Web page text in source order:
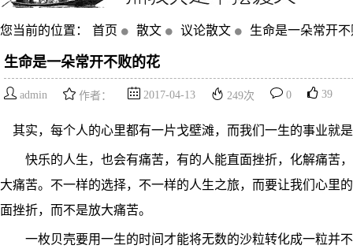
您当前的位置： 首页 散文 议论散文 生命是一朵常开
生命是一朵常开不败的花
admin 作者： 2017-04-13 249次 0 39
其实，每个人的心里都有一片戈壁滩，而我们一生的事业
快乐的人生，也会有痛苦，有的人能直面挫折，化解痛苦，
大痛苦。不一样的选择，不一样的人生之旅，而要让我们心里
面挫折，而不是放大痛苦。
一枚贝壳要用一生的时间才能将无数的沙粒转化成一粒并不